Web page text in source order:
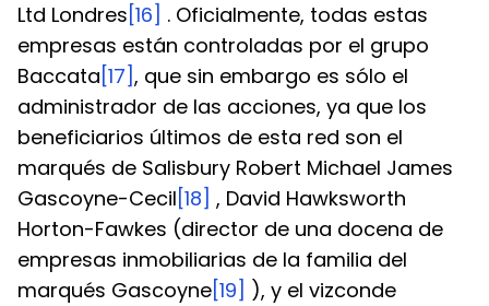
Ltd Londres [16] . Oficialmente, todas estas
empresas están controladas por el grupo
Baccata [17] , que sin embargo es sólo el
administrador de las acciones, ya que los
beneficiarios últimos de esta red son el
marqués de Salisbury Robert Michael James
Gascoyne-Cecil [18] , David Hawksworth
Horton-Fawkes (director de una docena de
empresas inmobiliarias de la familia del
marqués Gascoyne [19]
), y el vizconde